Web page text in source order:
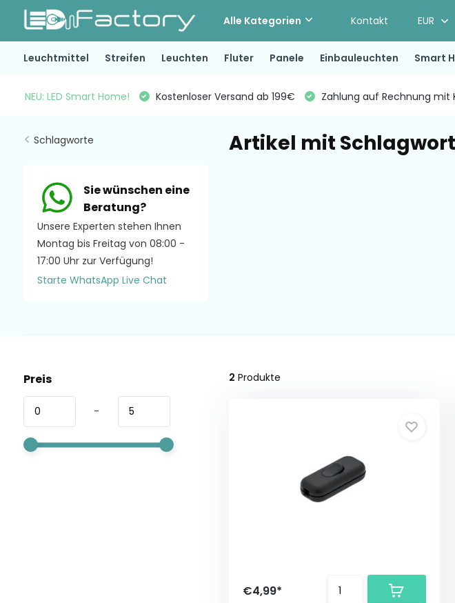
Alle Kategorien Kontakt EUR
Leuchtmittel Streifen Leuchten Fluter Panele Einbauleuchten Smart
NEU: LED Smart Home! Kostenloser Versand ab 199€ Zahlung auf Rechnung mit
Schlagworte
Sie wünschen eine
Beratung?
Unsere Experten stehen Ihnen
Montag bis Freitag von 08:00 -
17:00 Uhr zur Verfügung!
Starte WhatsApp Live Chat
Artikel mit
Preis
-
2 Produkte
€4,99*